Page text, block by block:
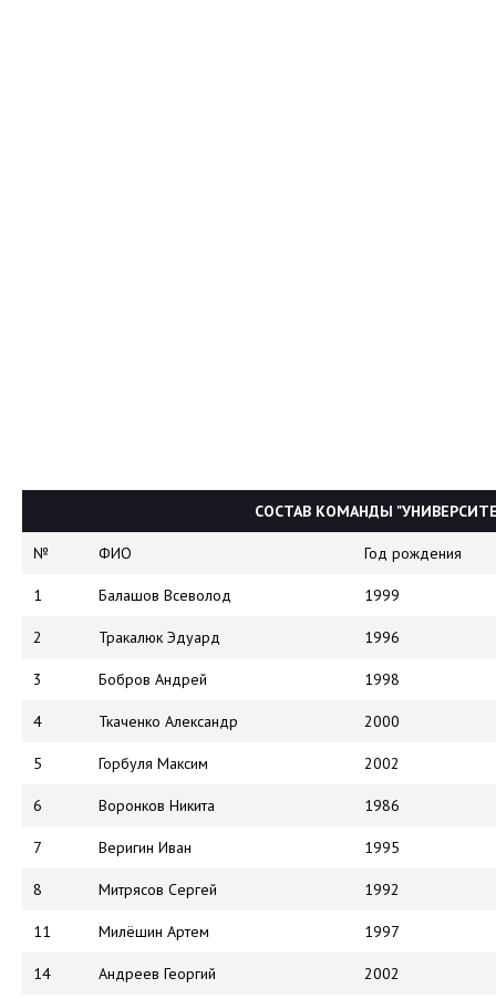
СОСТАВ КОМАНДЫ
№ ФИО Год рождения
1 Балашов Всеволод 1999
2 Тракалюк Эдуард 1996
3 Бобров Андрей 1998
4 Ткаченко Александр 2000
5 Горбуля Максим 2002
6 Воронков Никита 1986
7 Веригин Иван 1995
8 Митрясов Сергей 1992
11 Милёшин Артем 1997
14 Андреев Георгий 2002